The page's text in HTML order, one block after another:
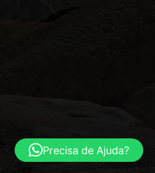
Precisa de Ajuda?